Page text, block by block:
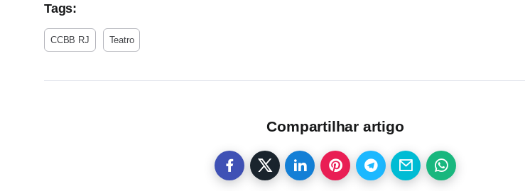
Tags:
CCBB RJ Teatro
Compartilhar artigo